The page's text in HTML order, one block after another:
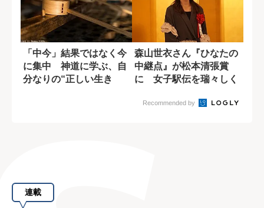
「中今」結果ではなく今
に集中 神道に学ぶ、自
分なりの“正しい生き
森山世衣さん『ひなたの
中継点』が松本清張賞
に 女子駅伝を瑞々しく
Recommended by
連載